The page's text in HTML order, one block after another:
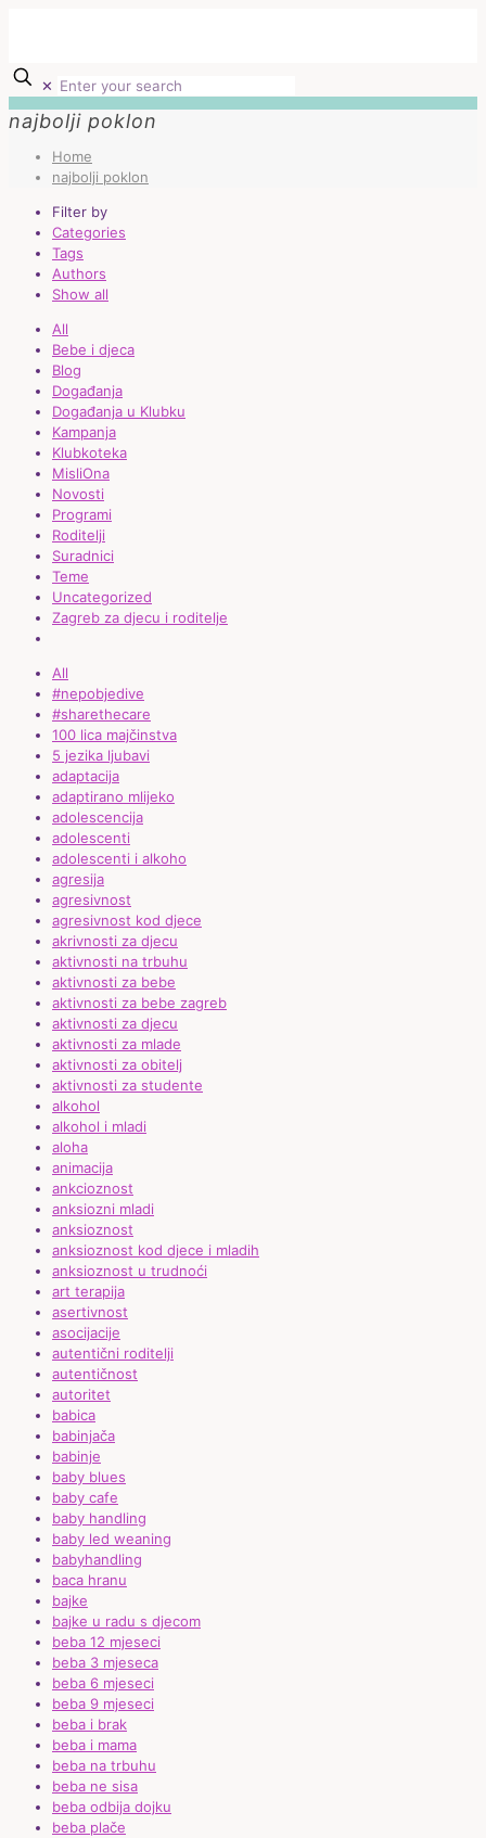
✕
najbolji poklon
Home
najbolji poklon
Filter by
Categories
Tags
Authors
Show all
All
Bebe i djeca
Blog
Događanja
Događanja u Klubku
Kampanja
Klubkoteka
MisliOna
Novosti
Programi
Roditelji
Suradnici
Teme
Uncategorized
Zagreb za djecu i roditelje
All
#nepobjedive
#sharethecare
100 lica majčinstva
5 jezika ljubavi
adaptacija
adaptirano mlijeko
adolescencija
adolescenti
adolescenti i alkoho
agresija
agresivnost
agresivnost kod djece
akrivnosti za djecu
aktivnosti na trbuhu
aktivnosti za bebe
aktivnosti za bebe zagreb
aktivnosti za djecu
aktivnosti za mlade
aktivnosti za obitelj
aktivnosti za studente
alkohol
alkohol i mladi
aloha
animacija
ankcioznost
anksiozni mladi
anksioznost
anksioznost kod djece i mladih
anksioznost u trudnoći
art terapija
asertivnost
asocijacije
autentični roditelji
autentičnost
autoritet
babica
babinjača
babinje
baby blues
baby cafe
baby handling
baby led weaning
babyhandling
baca hranu
bajke
bajke u radu s djecom
beba 12 mjeseci
beba 3 mjeseca
beba 6 mjeseci
beba 9 mjeseci
beba i brak
beba i mama
beba na trbuhu
beba ne sisa
beba odbija dojku
beba plače